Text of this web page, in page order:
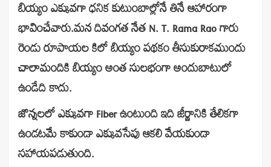
బియ్యం ఎక్కువగా ధనిక కుటుంబాల్లోనే తినే ఆహారంగా
భావించేవారు.మన దివంగత నేత N. T. Rama Rao గారు
రెండు రూపాయల కిలో బియ్యం పథకం తీసుకురాకముందు
చాలామందికి బియ్యం అంత సులభంగా అందుబాటులో
ఉండేది కాదు.
జొన్నలలో ఎక్కువగా Fiber ఉంటుంది ఇది జీర్ణానికి తేలికగా
ఉండటమే కాకుండా ఎక్కువసేపు ఆకలి వేయకుండా
సహాయపడుతుంది.